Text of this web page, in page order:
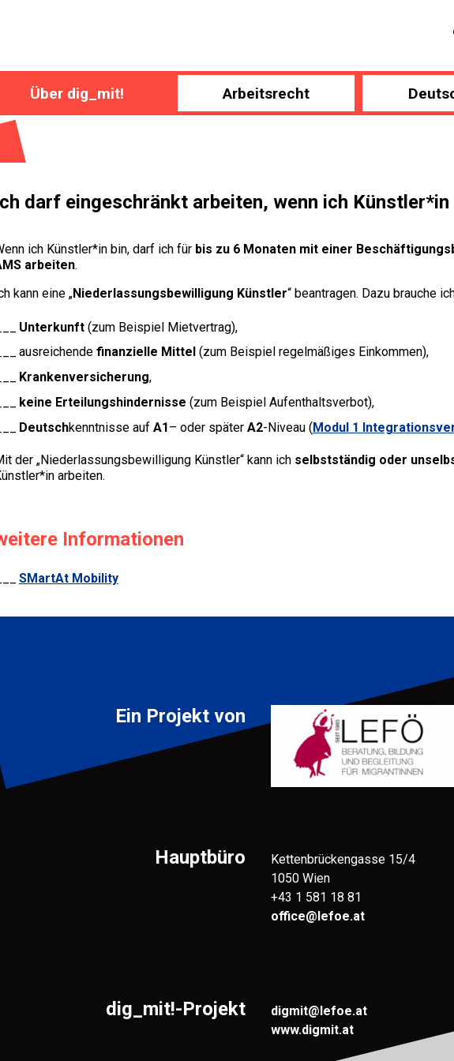
Über dig_mit! Arbeitsrecht
darf eingeschränkt arbeiten, wenn ich Künstler*in
ich Künstler*in bin, darf ich für bis zu 6 Monaten mit einer
arbeiten.
kann eine „Niederlassungsbewilligung Künstler“ beantragen. Dazu brauche
Unterkunft(zum Beispiel Mietvertrag),
ausreichende finanzielle Mittel (zum Beispiel regelmäßiges Einkommen),
Krankenversicherung,
keine Erteilungshindernisse (zum Beispiel Aufenthaltsverbot),
Deutschkenntnisse auf A1– oder später A2-Niveau (Modul 1
der „Niederlassungsbewilligung Künstler“ kann ich selbstständig oder
arbeiten.
Informationen
SMartAt Mobility
Ein Projekt von
Hauptbüro
Kettenbrückengasse 15/4
1050 Wien
+43 1 581 18 81
office@lefoe.at
dig_mit!-Projekt
digmit@lefoe.at
www.digmit.at